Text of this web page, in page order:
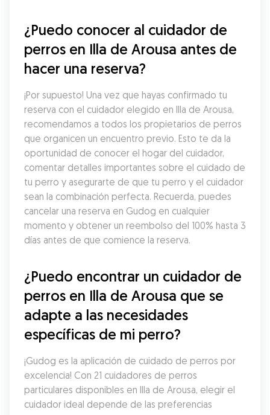
¿Puedo conocer al cuidador de
perros en Illa de Arousa antes de
hacer una reserva?
¡Por supuesto! Una vez que hayas confirmado tu
reserva con el cuidador elegido en Illa de Arousa,
recomendamos a todos los propietarios de perros
que organicen un encuentro previo. Esto te da la
oportunidad de conocer el hogar del cuidador,
comentar detalles importantes sobre el cuidado de
tu perro y asegurarte de que tu perro y el cuidador
sean la combinación perfecta. Recuerda, puedes
cancelar una reserva en Gudog en cualquier
momento y obtener un reembolso del 100% hasta 3
días antes de que comience la reserva.
¿Puedo encontrar un cuidador de
perros en Illa de Arousa que se
adapte a las necesidades
específicas de mi perro?
¡Gudog es la aplicación de cuidado de perros por
excelencia! Con 21 cuidadores de perros
particulares disponibles en Illa de Arousa, elegir el
cuidador ideal depende de las preferencias